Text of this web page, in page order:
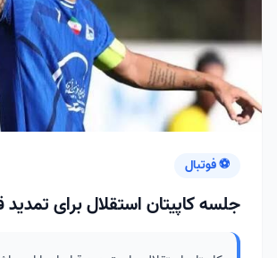
⚽ فوتبال
جلسه کاپیتان استقلال برای تمدید